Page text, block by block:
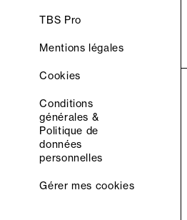
TBS Pro
Mentions légales
Cookies
Conditions
générales &
Politique de
données
personnelles
Gérer mes cookies